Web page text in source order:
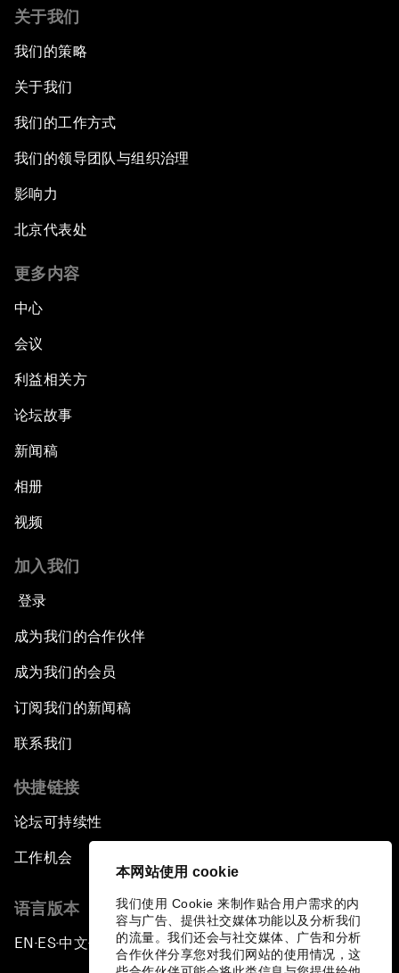
本网站使用 cookie
我们使用 Cookie 来制作贴合用户需求的内
容与广告、提供社交媒体功能以及分析我们
的流量。我们还会与社交媒体、广告和分析
合作伙伴分享您对我们网站的使用情况，这
关于我们
我们的策略
关于我们
我们的工作方式
我们的领导团队与组织治理
影响力
北京代表处
更多内容
中心
会议
利益相关方
论坛故事
新闻稿
相册
视频
加入我们
登录
成为我们的合作伙伴
成为我们的会员
订阅我们的新闻稿
联系我们
快捷链接
论坛可持续性
工作机会
语言版本
EN ▪ES▪中文▪ 日本語